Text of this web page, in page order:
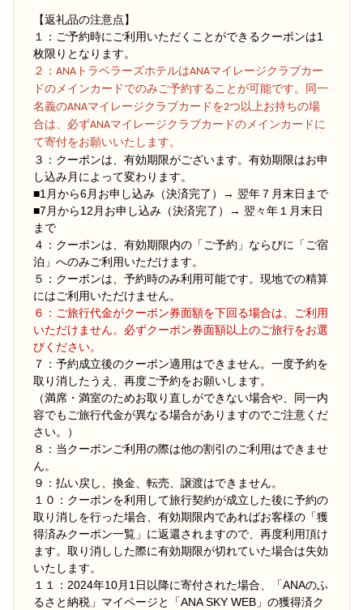
【返礼品の注意点】
１：ご予約時にご利用いただくことができるクーポンは1
枚限りとなります。
２ ：ANAトラベラーズホテルはANAマイレージクラブカー
ドのメインカードでのみご予約することが可能です。同一
名義のANAマイレージクラブカードを2つ以上お持ちの場
合は、必ずANAマイレージクラブカードのメインカードに
て寄付をお願いいたします。
３：クーポンは、有効期限がございます。有効期限はお申
し込み月によって変わります。
■1月から6月お申し込み（決済完了）→ 翌年７月末日まで
■7月から12月お申し込み（決済完了）→ 翌々年１月末日
まで
４：クーポンは、有効期限内の「ご予約」ならびに「ご宿
泊」へのみご利用いただけます。
５：クーポンは、予約時のみ利用可能です。現地での精算
にはご利用いただけません。
６：ご旅行代金がクーポン券面額を下回る場合は、ご利用
いただけません。必ずクーポン券面額以上のご旅行をお選
びください。
７：予約成立後のクーポン適用はできません。一度予約を
取り消したうえ、再度ご予約をお願いします。
（満席・満室のためお取り直しができない場合や、同一内
容でもご旅行代金が異なる場合がありますのでご注意くだ
さい。）
８：当クーポンご利用の際は他の割引のご利用はできませ
ん。
９：払い戻し、換金、転売、譲渡はできません。
１０：クーポンを利用して旅行契約が成立した後に予約の
取り消しを行った場合、有効期限内であればお客様の「獲
得済みクーポン一覧」に返還されますので、再度利用頂け
ます。取り消しした際に有効期限が切れていた場合は失効
いたします。
１１：2024年10月1日以降に寄付された場合、「ANAのふ
るさと納税」マイページと「ANA SKY WEB」の獲得済ク